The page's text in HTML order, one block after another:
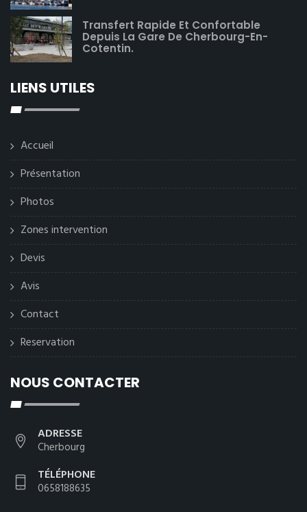
Transfert Rapide Et Confortable
Depuis La Gare De Cherbourg-En-
Cotentin.
LIENS UTILES
Accueil
Présentation
Photos
Zones intervention
Devis
Avis
Contact
Reservation
NOUS CONTACTER
ADRESSE
Cherbourg
TÉLÉPHONE
0658188635